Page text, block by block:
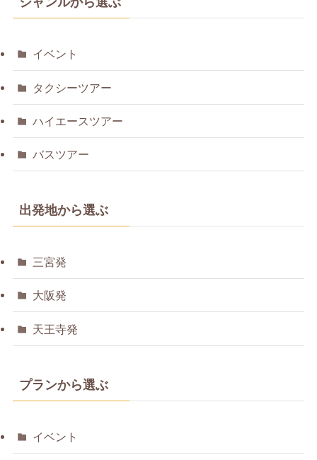
イベント
タクシーツアー
ハイエースツアー
バスツアー
出発地から選ぶ
三宮発
大阪発
天王寺発
プランから選ぶ
イベント